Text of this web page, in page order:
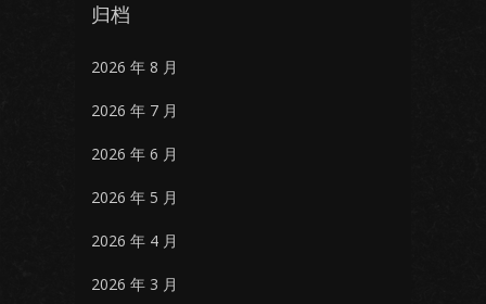
归档
2026 年 8 月
2026 年 7 月
2026 年 6 月
2026 年 5 月
2026 年 4 月
2026 年 3 月